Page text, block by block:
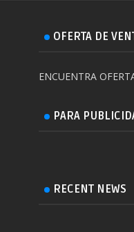
OFERTA DE
ENCUENTRA
PARA
RECENT NEWS